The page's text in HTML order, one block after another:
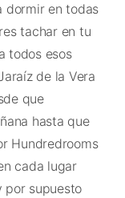
dormir en todas
tachar en tu
todos esos
de la Vera
que
hasta que
Hundredrooms
cada lugar
por supuesto